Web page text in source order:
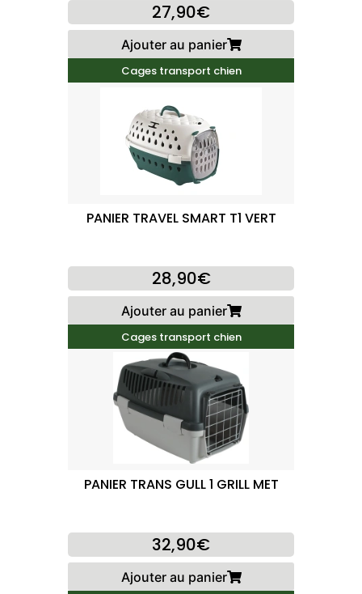
27,90€
Ajouter au panier
Cages transport chien
PANIER TRAVEL SMART T1 VERT
28,90€
Ajouter au panier
Cages transport chien
PANIER TRANS GULL 1 GRILL MET
32,90€
Ajouter au panier